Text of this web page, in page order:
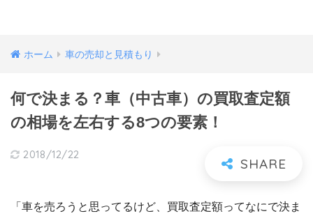
ホーム 車の売却と見積もり
何で決まる？車（中古車）の買取査定額
の相場を左右する8つの要素！
2018/12/22
「車を売ろうと思ってるけど、買取査定額ってなにで決ま